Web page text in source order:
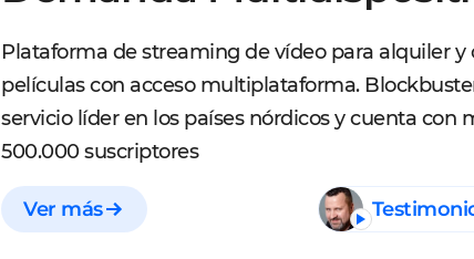
Plataforma de streaming de vídeo para alquiler y
películas con acceso multiplataforma.
servicio líder en los países nórdicos y cuenta con
500.000 suscriptores
Ver más